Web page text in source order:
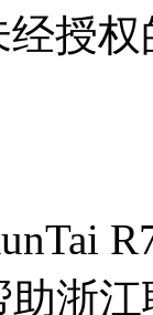
经授
帮助